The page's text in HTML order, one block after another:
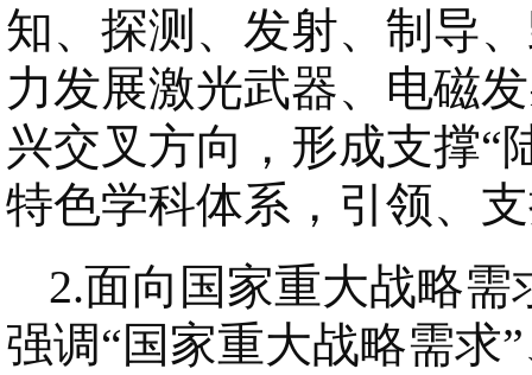
知、探测、发射、制导
力发展激光武器、电磁
兴交叉方向，形成支撑“
特色学科体系，引领、
2.面向国家重大战略
强调“国家重大战略需求